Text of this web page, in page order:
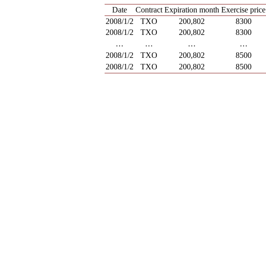
Date Contract Expiration month Exercise price
2008/1/2
TXO 200,802 8300
2008/1/2
TXO 200,802 8300
…
… … …
2008/1/2
TXO 200,802 8500
2008/1/2
TXO 200,802 8500